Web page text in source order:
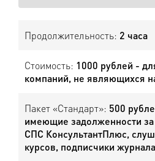
Продолжительность: 2 часа
Стоимость: 1000 рублей -
компаний, не являющихся
Пакет «Стандарт»: 500
имеющие задолженности
СПС КонсультантПлюс,
курсов, подписчики